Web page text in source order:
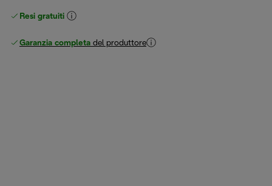
Resi gratuiti
Garanzia completa del produttore